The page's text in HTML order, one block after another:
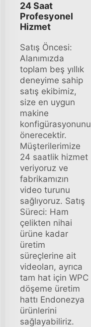
24 Saat
Profesyonel
Hizmet
Satış Öncesi:
Alanımızda
toplam beş yıllık
deneyime sahip
satış ekibimiz,
size en uygun
makine
konfigürasyonunu
önerecektir.
Müşterilerimize
24 saatlik hizmet
veriyoruz ve
fabrikamızın
video turunu
sağlıyoruz. Satış
Süreci: Ham
çelikten nihai
ürüne kadar
üretim
süreçlerine ait
videoları, ayrıca
tam hat için WPC
döşeme üretim
hattı Endonezya
ürünlerini
sağlayabiliriz.